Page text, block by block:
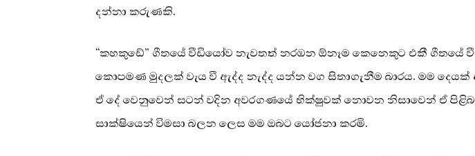
දන්නා කරුණකි.
“කහකුඩේ” ගීතයේ වීඩියෝව නැවතත් නරඹන ඕනෑම කෙනෙකුට එකී ගීතයේ
කොපමණ මුදලක් වැය වී ඇද්ද නැද්ද යන්න වග සිතාගැනීම බාරය. මම
ඒ දේ වෙනුවෙන් සටන් වදින අවරගණයේ භික්ෂුවක් නොවන නිසාවෙන් ඒ
සාක්ෂියෙන් විමසා බලන ලෙස මම ඔබට යෝජනා කරමි.